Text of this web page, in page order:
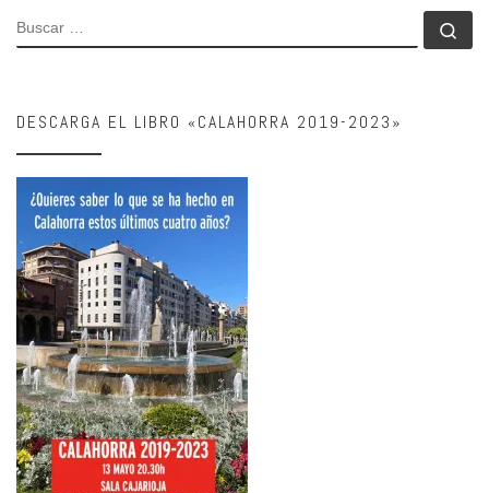
BUSCAR
DESCARGA EL LIBRO «CALAHORRA 2019-2023»